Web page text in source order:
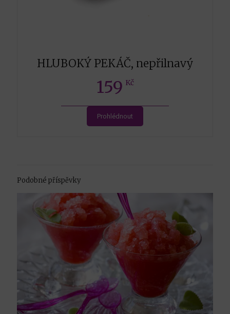
HLUBOKÝ PEKÁČ, nepřilnavý
159 Kč
Prohlédnout
Podobné příspěvky